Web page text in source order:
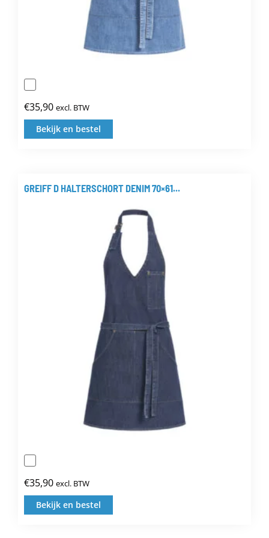
€35,90 excl. BTW
Bekijk en bestel
Dit
meerdere
variaties.
Deze
optie
kan
gekozen
de
productpagina
GREIFF D HALTERSCHORT DENIM 70×61...
€35,90 excl. BTW
Bekijk en bestel
Dit